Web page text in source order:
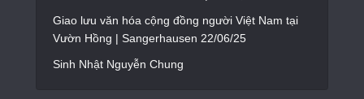
Giao lưu văn hóa cộng đồng người Việt Nam tại
Vườn Hồng | Sangerhausen 22/06/25
Sinh Nhật Nguyễn Chung